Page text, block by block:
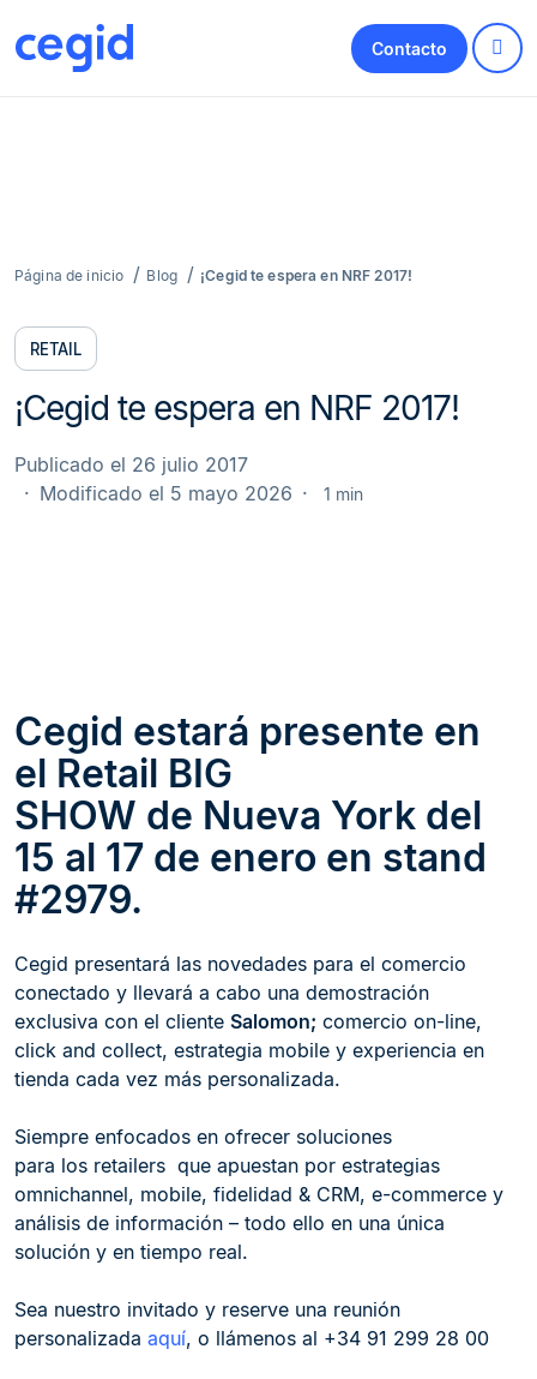
Contacto
Página de inicio Blog ¡Cegid te espera en NRF 2017!
RETAIL
¡Cegid te espera en NRF 2017!
Publicado el 26 julio 2017
Modificado el 5 mayo 2026
1 min
Cegid estará presente en
el Retail BIG
SHOW de Nueva York del
15 al 17 de enero en stand
#2979.
Cegid presentará las novedades para el comercio
conectado y llevará a cabo una demostración
exclusiva con el cliente Salomon; comercio on-line,
click and collect, estrategia mobile y experiencia en
tienda cada vez más personalizada.
Siempre enfocados en ofrecer soluciones
para los retailers que apuestan por estrategias
omnichannel, mobile, fidelidad & CRM, e-commerce y
análisis de información – todo ello en una única
solución y en tiempo real.
Sea nuestro invitado y reserve una reunión
personalizada aquí, o llámenos al +34 91 299 28 00